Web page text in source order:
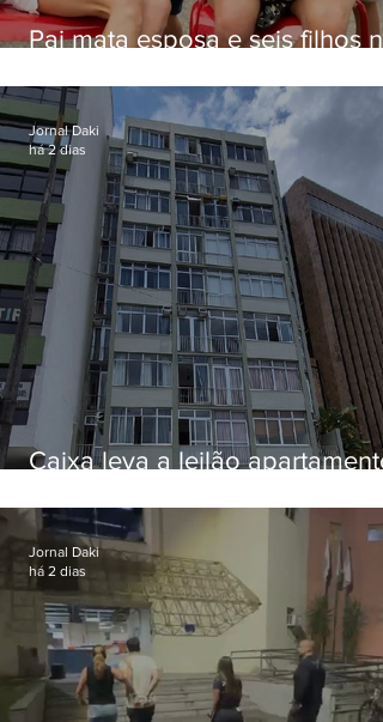
Pai mata esposa e seis filhos
Caixa leva a leilão apartamento
Botafogo
Jornal Daki
há 2 dias
Jornal Daki
há 2 dias